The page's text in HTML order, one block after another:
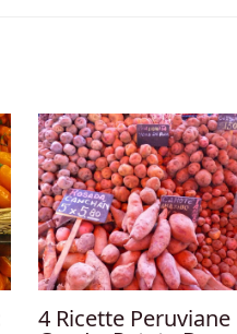
4 Ricette Peruviane